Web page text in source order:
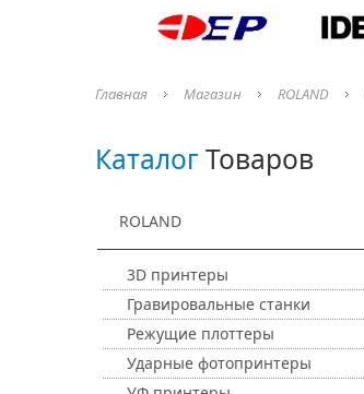
Главная Магазин ROLAND
КаталогТоваров
ROLAND
3D принтеры
Гравировальные станки
Режущие плоттеры
Ударные фотопринтеры